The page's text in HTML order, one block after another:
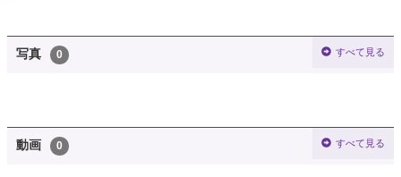
写真 0 すべて見る
動画 0 すべて見る